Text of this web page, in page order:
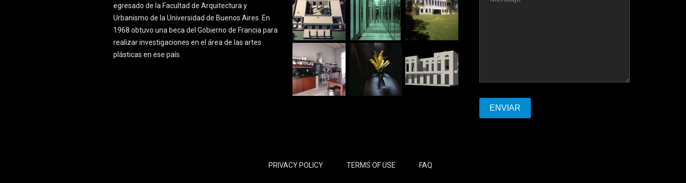
egresado de la Facultad de Arquitectura y
Urbanismo de la Universidad de Buenos Aires. En
1968 obtuvo una beca del Gobierno de Francia para
realizar investigaciones en el área de las artes
plásticas en ese país.
PRIVACY POLICY TERMS OF USE FAQ